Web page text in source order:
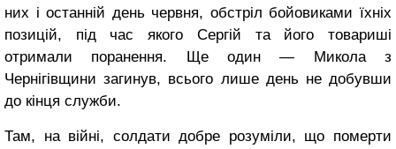
них і останній день червня, обстріл бойовиками їхніх
позицій, під час якого Сергій та його товариші
отримали поранення. Ще один — Микола з
Чернігівщини загинув, всього лише день не добувши
до кінця служби.
Там, на війні, солдати добре розуміли, що померти